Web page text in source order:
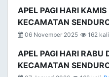
APEL PAGI HARI
KECAMATAN
06 November 2025 162 kali
APEL PAGI HARI
KECAMATAN